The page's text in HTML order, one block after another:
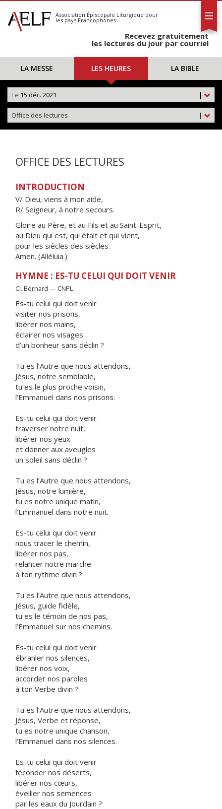
S'abonner
Calendrier
Association Épiscopale Liturgique pour
les pays Francophones
Recevez gratuitement
les lectures du jour par courriel
LA MESSE LES HEURES LA BIBLE
|
Le 15 déc. 2021
|
Office des lectures
OFFICE DES LECTURES
INTRODUCTION
V/ Dieu, viens à mon aide,
R/ Seigneur, à notre secours.
Gloire au Père, et au Fils et au Saint-Esprit,
au Dieu qui est, qui était et qui vient,
pour les siècles des siècles.
Amen. (Alléluia.)
HYMNE : ES-TU CELUI QUI DOIT VENIR
Cl. Bernard — CNPL
Es-tu celui qui doit venir
visiter nos prisons,
libérer nos mains,
éclairer nos visages
d’un bonheur sans déclin ?
Tu es l’Autre que nous attendons,
Jésus, notre semblable,
tu es le plus proche voisin,
l’Emmanuel dans nos prisons.
Es-tu celui qui doit venir
traverser notre nuit,
libérer nos yeux
et donner aux aveugles
un soleil sans déclin ?
Tu es l’Autre que nous attendons,
Jésus, notre lumière,
tu es notre unique matin,
l’Emmanuel dans notre nuit.
Es-tu celui qui doit venir
nous tracer le chemin,
libérer nos pas,
relancer notre marche
à ton rythme divin ?
Tu es l’Autre que nous attendons,
Jésus, guide fidèle,
tu es le témoin de nos pas,
l’Emmanuel sur nos chemins.
Es-tu celui qui doit venir
ébranler nos silences,
libérer nos voix,
accorder nos paroles
à ton Verbe divin ?
Tu es l’Autre que nous attendons,
Jésus, Verbe et réponse,
tu es notre unique chanson,
l’Emmanuel dans nos silences.
Es-tu celui qui doit venir
féconder nos déserts,
libérer nos cœurs,
éveiller nos semences
par les eaux du Jourdain ?